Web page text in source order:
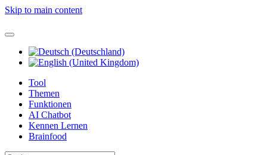
Skip to main content
Tool
Themen
Funktionen
AI Chatbot
Kennen Lernen
Brainfood